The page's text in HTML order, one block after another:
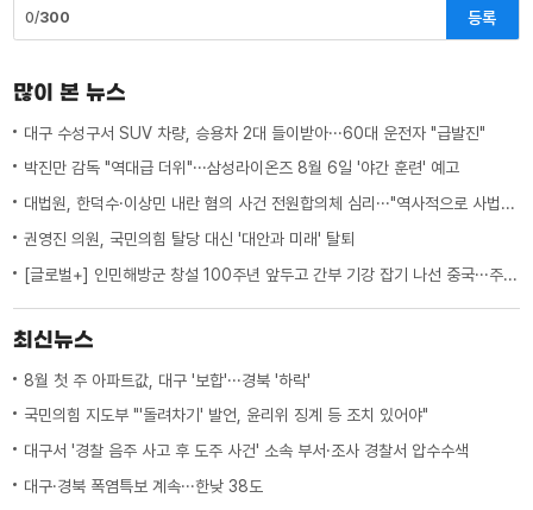
0/300 등록
많이 본 뉴스
대구 수성구서 SUV 차량, 승용차 2대 들이받아···60대 운전자 "급발진"
박진만 감독 "역대급 더위"···삼성라이온즈 8월 6일 '야간 훈련' 예고
대법원, 한덕수·이상민 내란 혐의 사건 전원합의체 심리···"역사적으로 사법적 평가 필요"
권영진 의원, 국민의힘 탈당 대신 '대안과 미래' 탈퇴
[글로벌+] 인민해방군 창설 100주년 앞두고 간부 기강 잡기 나선 중국···주변국 영향은?
최신뉴스
8월 첫 주 아파트값, 대구 '보합'···경북 '하락'
국민의힘 지도부 "'돌려차기' 발언, 윤리위 징계 등 조치 있어야"
대구서 '경찰 음주 사고 후 도주 사건' 소속 부서·조사 경찰서 압수수색
대구·경북 폭염특보 계속···한낮 38도